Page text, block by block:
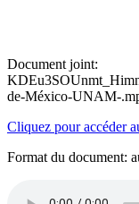
Document joint:
de-México-UNAM-
Cliquez pour accéder
Format du document: